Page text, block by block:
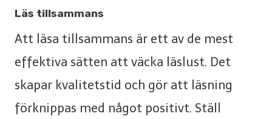
Läs tillsammans
Att läsa tillsammans är ett av de mest
effektiva sätten att väcka läslust. Det
skapar kvalitetstid och gör att läsning
förknippas med något positivt. Ställ